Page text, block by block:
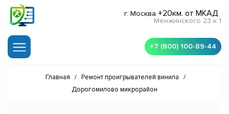
г. Москва +20км. от МКАД
Менжинского 23 к 1
+7 (800) 100-89-44
Главная / Ремонт проигрывателей винила
/
Дорогомилово микрорайон